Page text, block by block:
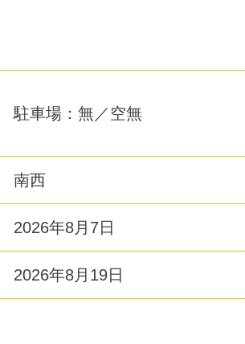
駐車場：無／空無
南西
2026年8月7日
2026年8月19日